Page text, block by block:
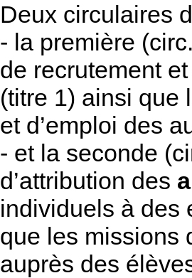
Deux circulaires
- la première
de recrutement
(titre 1) ainsi que
et d’emploi des
- et la seconde
d’attribution des
individuels à des
que les missions
auprès des